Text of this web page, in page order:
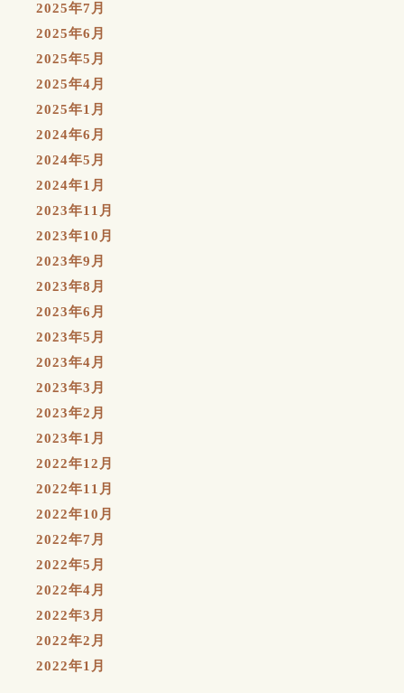
2025年7月
2025年6月
2025年5月
2025年4月
2025年1月
2024年6月
2024年5月
2024年1月
2023年11月
2023年10月
2023年9月
2023年8月
2023年6月
2023年5月
2023年4月
2023年3月
2023年2月
2023年1月
2022年12月
2022年11月
2022年10月
2022年7月
2022年5月
2022年4月
2022年3月
2022年2月
2022年1月